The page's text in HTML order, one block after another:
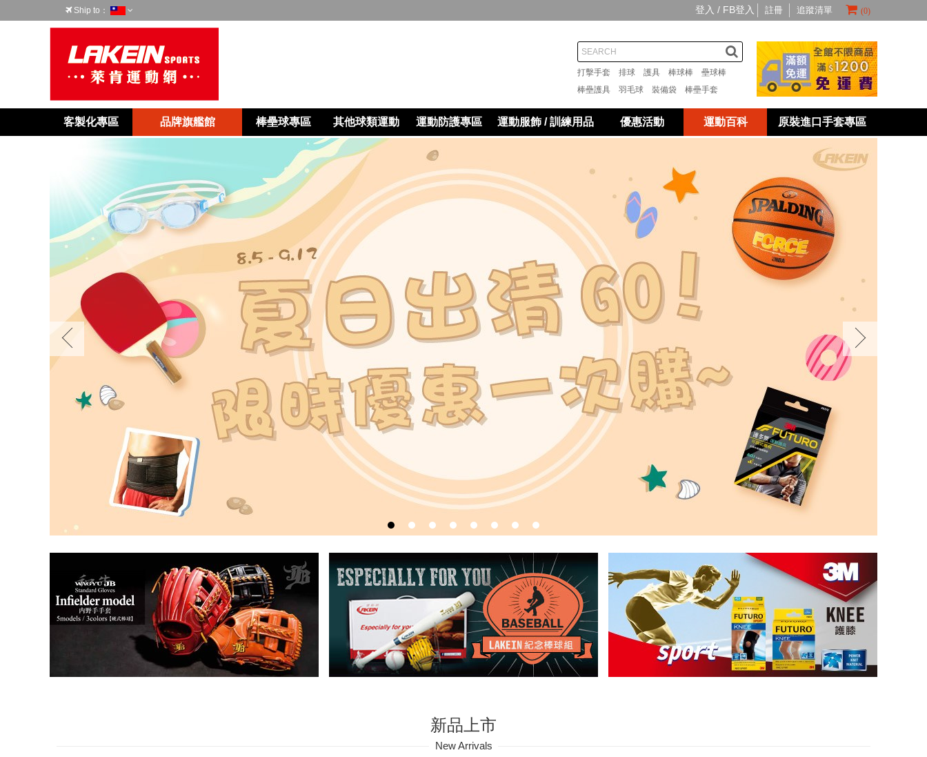
(0)
登入 / FB登入 註冊 追蹤清單
Ship to：
打擊手套 排球 護具 棒球棒 壘球棒
棒壘護具 羽毛球 裝備袋 棒壘手套
客製化專區 品牌旗艦館 棒壘球專區 其他球類運動 運動防護專區 運動服飾 / 訓練用品 優惠活動 運動百科 原裝進口手套專區
新品上市
New Arrivals